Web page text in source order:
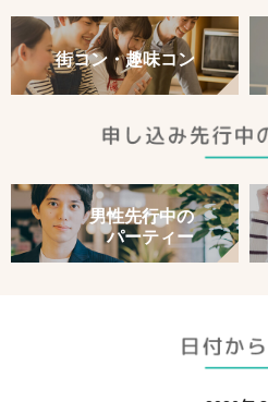
街コン・​趣味コン
男性先行中の
パーティー